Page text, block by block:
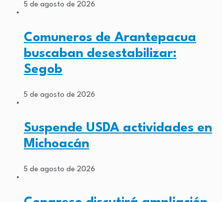
5 de agosto de 2026
Comuneros de Arantepacua
buscaban desestabilizar:
Segob
5 de agosto de 2026
Suspende USDA actividades en
Michoacán
5 de agosto de 2026